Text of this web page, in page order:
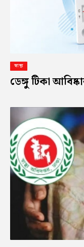
স্বাস্থ্য
ডেঙ্গু টিকা